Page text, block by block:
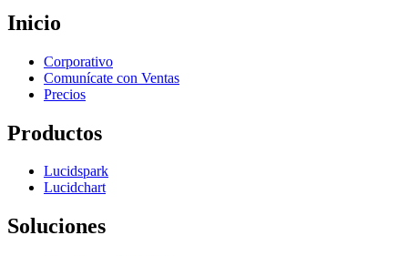
Inicio
Corporativo
Comunícate con Ventas
Precios
Productos
Lucidspark
Lucidchart
Soluciones